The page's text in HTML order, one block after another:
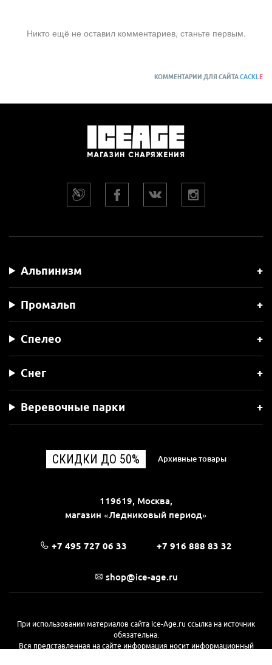
Никто ещё не оставил комментариев, станьте первым.
КОММЕНТАРИИ ДЛЯ САЙТАCACKL E
Альпинизм
Промальп
Спелео
Снег
Веревочные парки
СКИДКИ ДО 50% Архивные товары
119619, Москва,
магазин «Ледниковый период»
+7 495 727 06 33 +7 916 888 83 32
shop@ice-age.ru
При использовании материалов сайта Ice-Age.ru ссылка на источник
обязательна.
Вся представленная на сайте информация носит информационный